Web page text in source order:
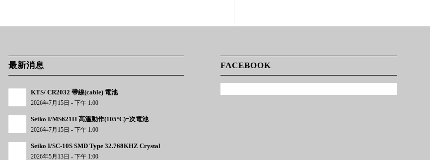
最新消息
KTS/ CR2032 帶線(cable) 電池
2026年7月15日 - 下午 1:00
Seiko I/MS621H 高溫動作(105°C)=次電池
2026年7月15日 - 下午 1:00
Seiko I/SC-10S SMD Type 32.768KHZ Crystal
2026年5月13日 - 下午 1:00
FACEBOOK